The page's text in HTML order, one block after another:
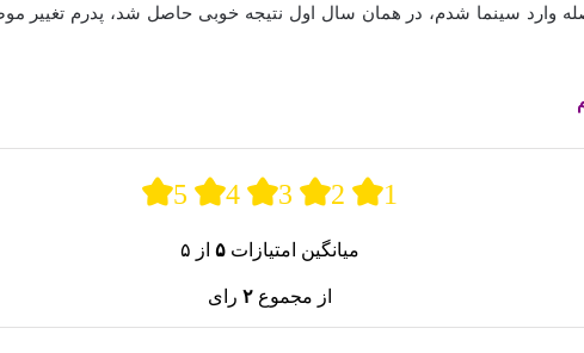
وارد سینما شدم، در همان سال اول نتیجه خوبی حاصل شد، پدرم تغییر
5 4 3 2 1
میانگین امتیازات ۵ از ۵
از مجموع ۲ رای